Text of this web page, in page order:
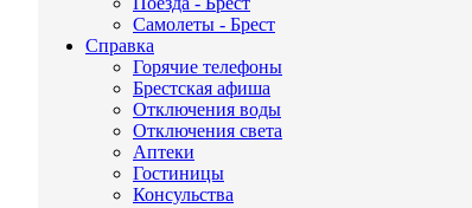
Самолеты - Брест
Справка
Горячие телефоны
Брестская афиша
Отключения воды
Отключения света
Аптеки
Гостиницы
Консульства